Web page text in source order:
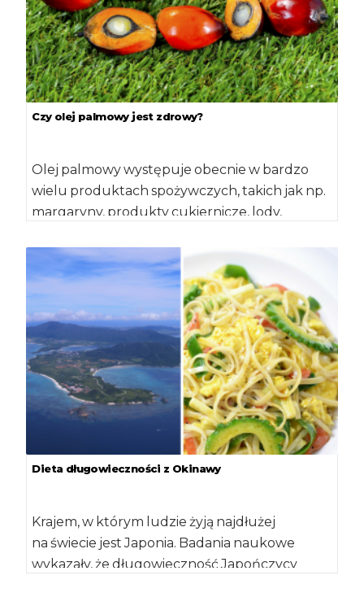
Czy olej palmowy jest zdrowy?
Olej palmowy występuje obecnie w bardzo
wielu produktach spożywczych, takich jak np.
margaryny, produkty cukiernicze, lody,
Dieta długowieczności z Okinawy
Krajem, w którym ludzie żyją najdłużej
na świecie jest Japonia. Badania naukowe
wykazały, że długowieczność Japończycy